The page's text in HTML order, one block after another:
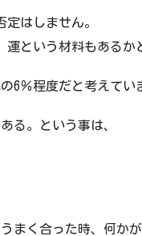
はしません。
という材料もあるか
6％程度だと考えてい
る。という事は、
まく合った時、何か